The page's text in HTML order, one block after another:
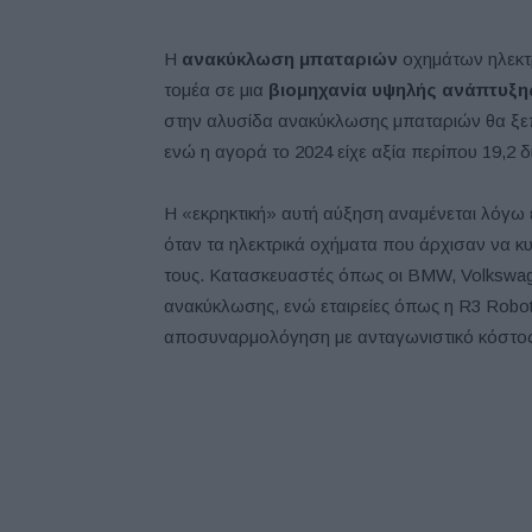
Η ανακύκλωση μπαταριών οχημάτων
τομέα σε μια βιομηχανία υψηλής
στην αλυσίδα ανακύκλωσης μπαταριών θα
ενώ η αγορά το 2024 είχε αξία περίπου
Η «εκρηκτική» αυτή αύξηση αναμένεται λόγω
όταν τα ηλεκτρικά οχήματα που άρχισαν να
τους. Κατασκευαστές όπως οι BMW,
ανακύκλωσης, ενώ εταιρείες όπως η R3
αποσυναρμολόγηση με ανταγωνιστικό